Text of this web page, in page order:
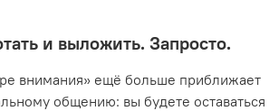
и выложить. Запросто.
внимания» ещё больше приближает
общению: вы будете оставаться